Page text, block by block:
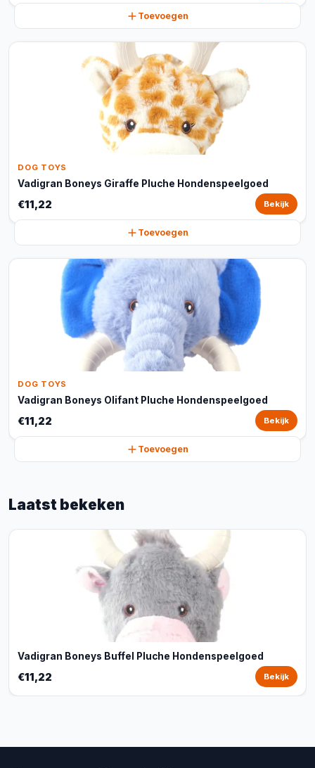
Toevoegen
DOG TOYS
Vadigran Boneys Giraffe Pluche Hondenspeelgoed
€11,22 Bekijk
Toevoegen
DOG TOYS
Vadigran Boneys Olifant Pluche Hondenspeelgoed
€11,22 Bekijk
Toevoegen
Laatst bekeken
Vadigran Boneys Buffel Pluche Hondenspeelgoed
€11,22 Bekijk